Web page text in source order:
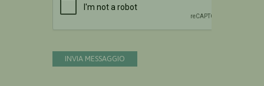
INVIA MESSAGGIO